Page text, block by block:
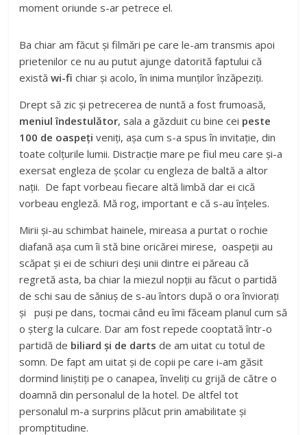
moment oriunde s-ar petrece el.
Ba chiar am făcut și filmări pe care le-am transmis apoi
prietenilor ce nu au putut ajunge datorită faptului că
există wi-fi chiar și acolo, în inima munților înzăpeziți.
Drept să zic și petrecerea de nuntă a fost frumoasă,
meniul îndestulător, sala a găzduit cu bine cei peste
100 de oaspeți veniți, așa cum s-a spus în invitație, din
toate colțurile lumii. Distracție mare pe fiul meu care și-a
exersat engleza de școlar cu engleza de baltă a altor
nații. De fapt vorbeau fiecare altă limbă dar ei cică
vorbeau engleză. Mă rog, important e că s-au înțeles.
Mirii și-au schimbat hainele, mireasa a purtat o rochie
diafană așa cum îi stă bine oricărei mirese, oaspeții au
scăpat și ei de schiuri deși unii dintre ei păreau că
regretă asta, ba chiar la miezul nopții au făcut o partidă
de schi sau de săniuș de s-au întors după o ora înviorați
și puși pe dans, tocmai când eu îmi făceam planul cum să
o șterg la culcare. Dar am fost repede cooptată într-o
partidă de biliard și de darts de am uitat cu totul de
somn. De fapt am uitat și de copii pe care i-am găsit
dormind liniștiți pe o canapea, înveliți cu grijă de către o
doamnă din personalul de la hotel. De altfel tot
personalul m-a surprins plăcut prin amabilitate și
promptitudine.